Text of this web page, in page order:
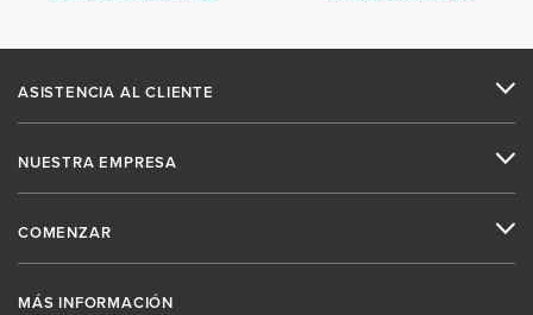
ASISTENCIA AL CLIENTE
NUESTRA EMPRESA
COMENZAR
MÁS INFORMACIÓN